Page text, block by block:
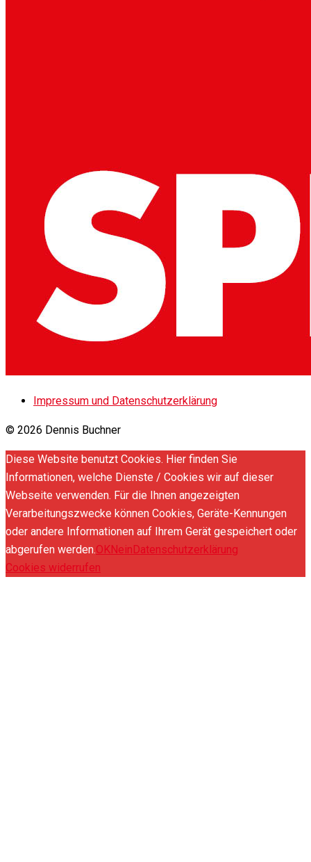
Impressum und Datenschutzerklärung
© 2026 Dennis Buchner
Diese Website benutzt Cookies. Hier finden Sie
Informationen, welche Dienste / Cookies wir auf dieser
Webseite verwenden. Für die Ihnen angezeigten
Verarbeitungszwecke können Cookies, Geräte-Kennungen
oder andere Informationen auf Ihrem Gerät gespeichert oder
abgerufen werden.OKNeinDatenschutzerklärung
Cookies widerrufen